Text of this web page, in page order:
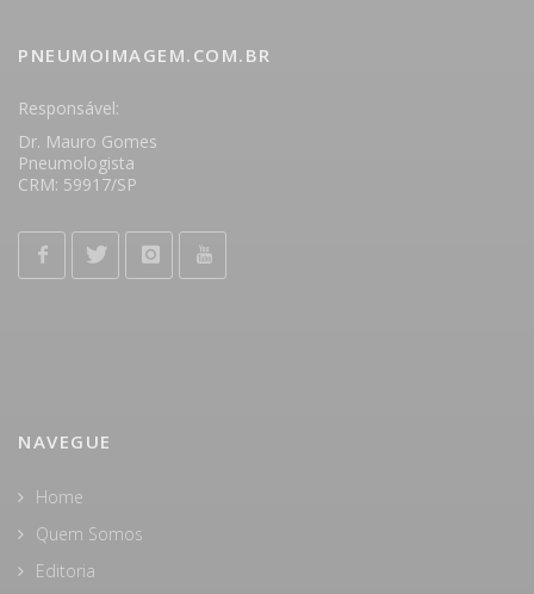
PNEUMOIMAGEM.COM.BR
Responsável:
Dr. Mauro Gomes
Pneumologista
CRM: 59917/SP
NAVEGUE
Home
Quem Somos
Editoria